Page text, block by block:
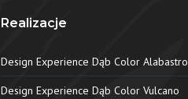
Realizacje
Design Experience Dąb Color Alabastro
Design Experience Dąb Color Vulcano